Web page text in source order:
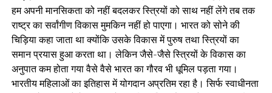
हम अपनी मानसिकता को नहीं बदलकर स्त्रियों को साथ नहीं लेंगे तब तक
राष्ट्र का सर्वांगीण विकास मुमकिन नहीं हो पाएगा। भारत को सोने की
चिड़िया कहा जाता था क्योंकि उसके विकास में पुरुष तथा स्त्रियों का
समान प्रयास हुआ करता था। लेकिन जैसे-जैसे स्त्रियों के विकास का
अनुपात कम होता गया वैसे वैसे भारत का गौरव भी धूमिल पड़ता गया।
भारतीय महिलाओं का इतिहास में योगदान अप्रतिम रहा है। सिर्फ स्वाधीनता